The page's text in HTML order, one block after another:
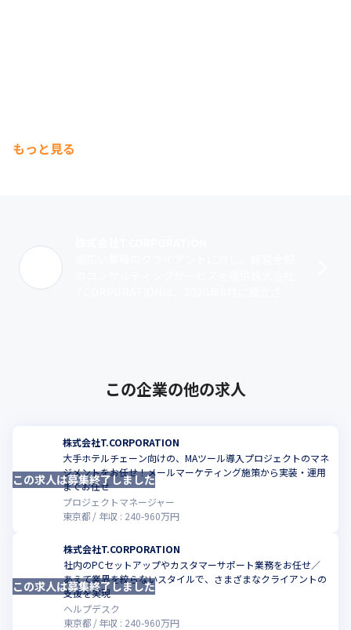
もっと見る
この企業の他の求人
株式会社T.CORPORATION
大手ホテルチェーン向けの、MAツール導入プロジェクトのマネ
ジメントをお任せ！メールマーケティング施策から実装・運用
までお任せ
プロジェクトマネージャー
東京都
年収 : 240-960万円
この求人は募集終了しました
株式会社T.CORPORATION
社内のPCセットアップやカスタマーサポート業務をお任せ／
あえて業界を絞らないスタイルで、さまざまなクライアントの
支援を実現
ヘルプデスク
東京都
年収 : 240-960万円
この求人は募集終了しました